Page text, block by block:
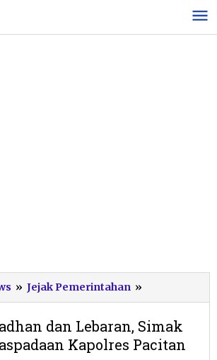
» Jejak Pemerintahan »
Ramadhan
Lebaran,
Simak
dan Lebaran, Simak
Kapolres Pacitan